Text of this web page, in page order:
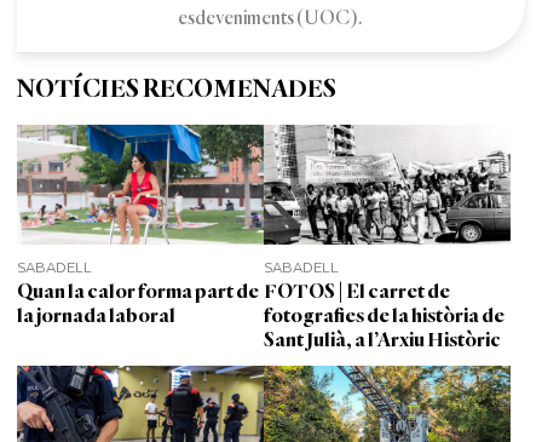
esdeveniments (UOC).
NOTÍCIES RECOMENADES
SABADELL
Quan la calor forma part de
la jornada laboral
SABADELL
FOTOS | El carret de
fotografies de la història de
Sant Julià, a l’Arxiu Històric